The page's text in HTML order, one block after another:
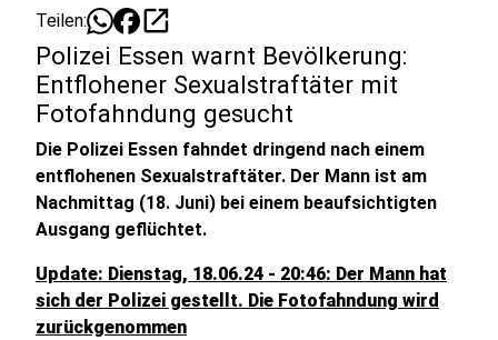
Teilen: open_in_new
Polizei Essen warnt Bevölkerung:
Entflohener Sexualstraftäter mit
Fotofahndung gesucht
Die Polizei Essen fahndet dringend nach einem
entflohenen Sexualstraftäter. Der Mann ist am
Nachmittag (18. Juni) bei einem beaufsichtigten
Ausgang geflüchtet.
Update: Dienstag, 18.06.24 - 20:46: Der Mann hat
sich der Polizei gestellt. Die Fotofahndung wird
zurückgenommen